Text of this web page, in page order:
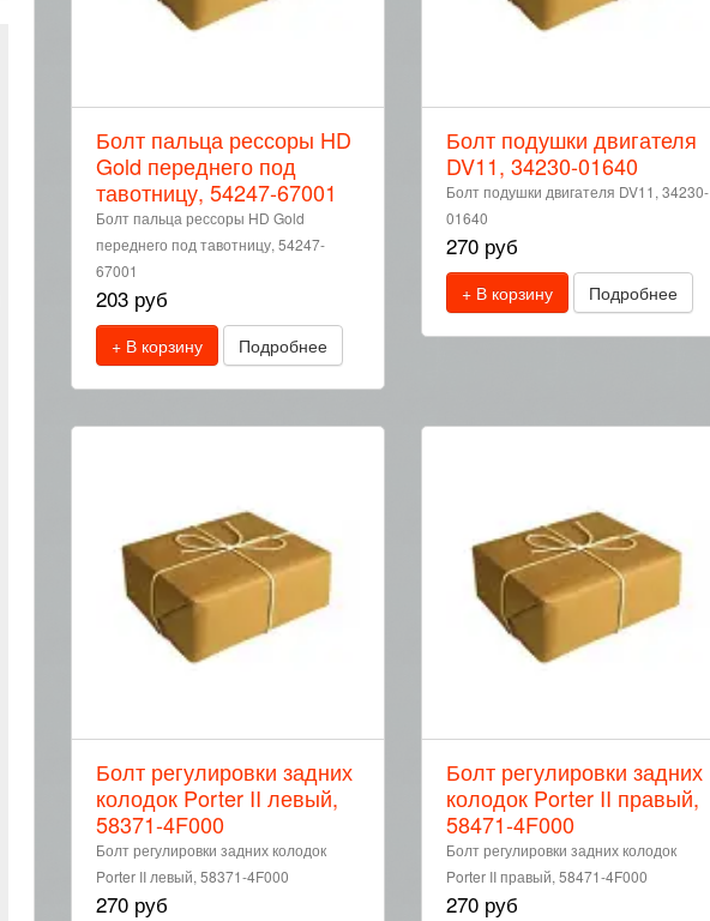
Болт пальца рессоры HD
Gold переднего под
тавотницу, 54247-67001
Болт пальца рессоры HD Gold
переднего под тавотницу, 54247-
67001
203 руб
+ В корзину Подробнее
Болт подушки двигателя
DV11, 34230-01640
Болт подушки двигателя DV11, 34230-
01640
270 руб
+ В корзину Подробнее
Болт регулировки задних
колодок Porter II левый,
58371-4F000
Болт регулировки задних колодок
Porter II левый, 58371-4F000
270 руб
Болт регулировки задних
колодок Porter II правый,
58471-4F000
Болт регулировки задних колодок
Porter II правый, 58471-4F000
270 руб